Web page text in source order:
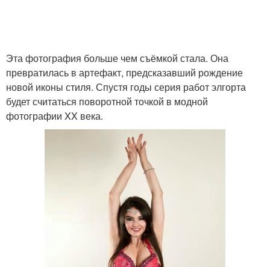
Эта фотография больше чем съёмкой стала. Она
превратилась в артефакт, предсказавший рождение
новой иконы стиля. Спустя годы серия работ элгорта
будет считаться поворотной точкой в модной
фотографии XX века.